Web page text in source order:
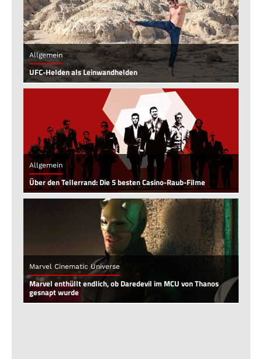
Allgemein
UFC-Helden als Leinwandhelden
Allgemein
Über den Tellerrand: Die 5 besten Casino-Raub-Filme
Marvel Cinematic Universe
Marvel enthüllt endlich, ob Daredevil im MCU von Thanos
gesnapt wurde